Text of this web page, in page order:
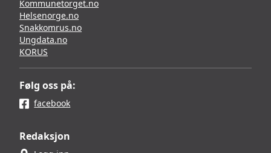
Kommunetorget.no
Helsenorge.no
Snakkomrus.no
Ungdata.no
KORUS
Følg oss på:
facebook
Redaksjon